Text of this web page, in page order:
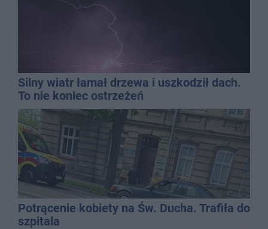
Silny wiatr łamał drzewa i uszkodził dach.
To nie koniec ostrzeżeń
Potrącenie kobiety na Św. Ducha. Trafiła do
szpitala